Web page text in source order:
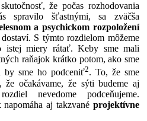
že počas rozhodovania
spravilo šťastnými, sa zväčša
a psychickom rozpoložení
S týmto rozdielom môžeme
istej miery rátať. Keby sme mali
raňajok krátko potom, ako sme
by sme ho podceniť2. To, že sme
že očakávame, že sýti budeme aj
nevedome podceňujeme.
aj takzvané projektívne